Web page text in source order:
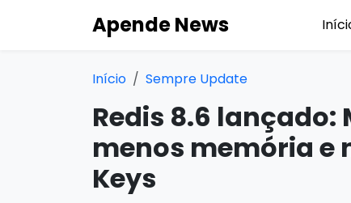
Apende News
Início Sempre Update
Redis 8.6
menos memória e
Keys